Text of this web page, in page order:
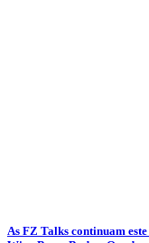
As FZ Talks continuam